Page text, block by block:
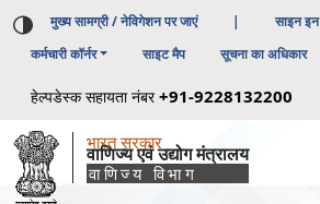
मुख्य सामग्री / नेविगेशन पर जाएं | साइन इन
कर्मचारी कॉर्नर
साइट मैप सूचना का अधिकार
हेल्पडेस्क सहायता नंबर+91-9228132200
भारत सरकार
वाणिज्य एवं उद्योग मंत्रालय
वाणिज्य विभाग